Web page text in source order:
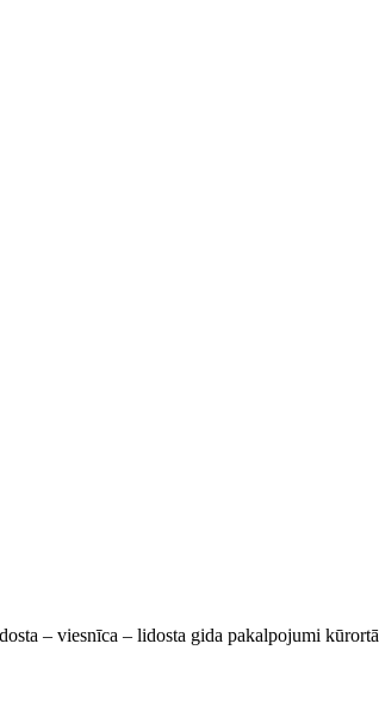
– viesnīca – lidosta gida pakalpojumi kūrortā